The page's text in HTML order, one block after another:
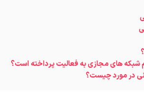
شبکه های مجازی به فعالیت پرداخته است؟
در مورد چیست؟